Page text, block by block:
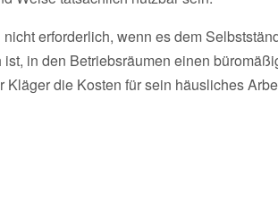
erforderlich, wenn es dem
in den Betriebsräumen einen
die Kosten für sein häusliches